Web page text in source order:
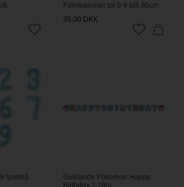
Folieballoner tal 0-9 blå 86cm
35,00 DKK
lyseblå
Guirlande Pokemon Happy